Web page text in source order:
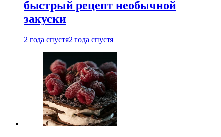
быстрый рецепт необычной
закуски
2 года спустя2 года спустя